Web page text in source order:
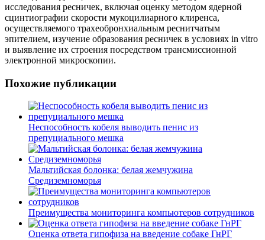
исследования ресничек, включая оценку методом ядерной
сцинтиографии скорости мукоцилиарного клиренса,
осуществляемого трахеобронхиальным реснитчатым
эпителием, изучение образования ресничек в условиях in vitro
и выявление их строения посредством трансмиссионной
электронной микроскопии.
Похожие публикации
Неспособность кобеля выводить пенис из
препуциального мешка
Мальтийская болонка: белая жемчужина
Средиземноморья
Преимущества мониторинга компьютеров сотрудников
Оценка ответа гипофиза на введение собаке ГнРГ